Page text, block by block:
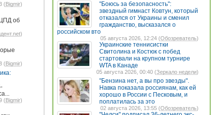
(Bigmir)
об
)
(Bigmir)
(Bigmir)
"Боюсь за безопасность":
звездный гимнаст Ковтун, который
отказался от Украины и сменил
гражданство, высказался о
российском вто
05 августа 2026, 12:24 (Обозреватель)
Украинские теннисистки
Свитолина и Костюк с побед
стартовали на крупном турнире
WTA в Канаде
05 августа 2026, 00:40 (Зеркало недели)
"Бензина нет, а вы про звезды".
Навка показала россиянам, как ей
хорошо в России с Песковым, и
поплатилась за это
02 августа 2026, 13:55 (Обозреватель)